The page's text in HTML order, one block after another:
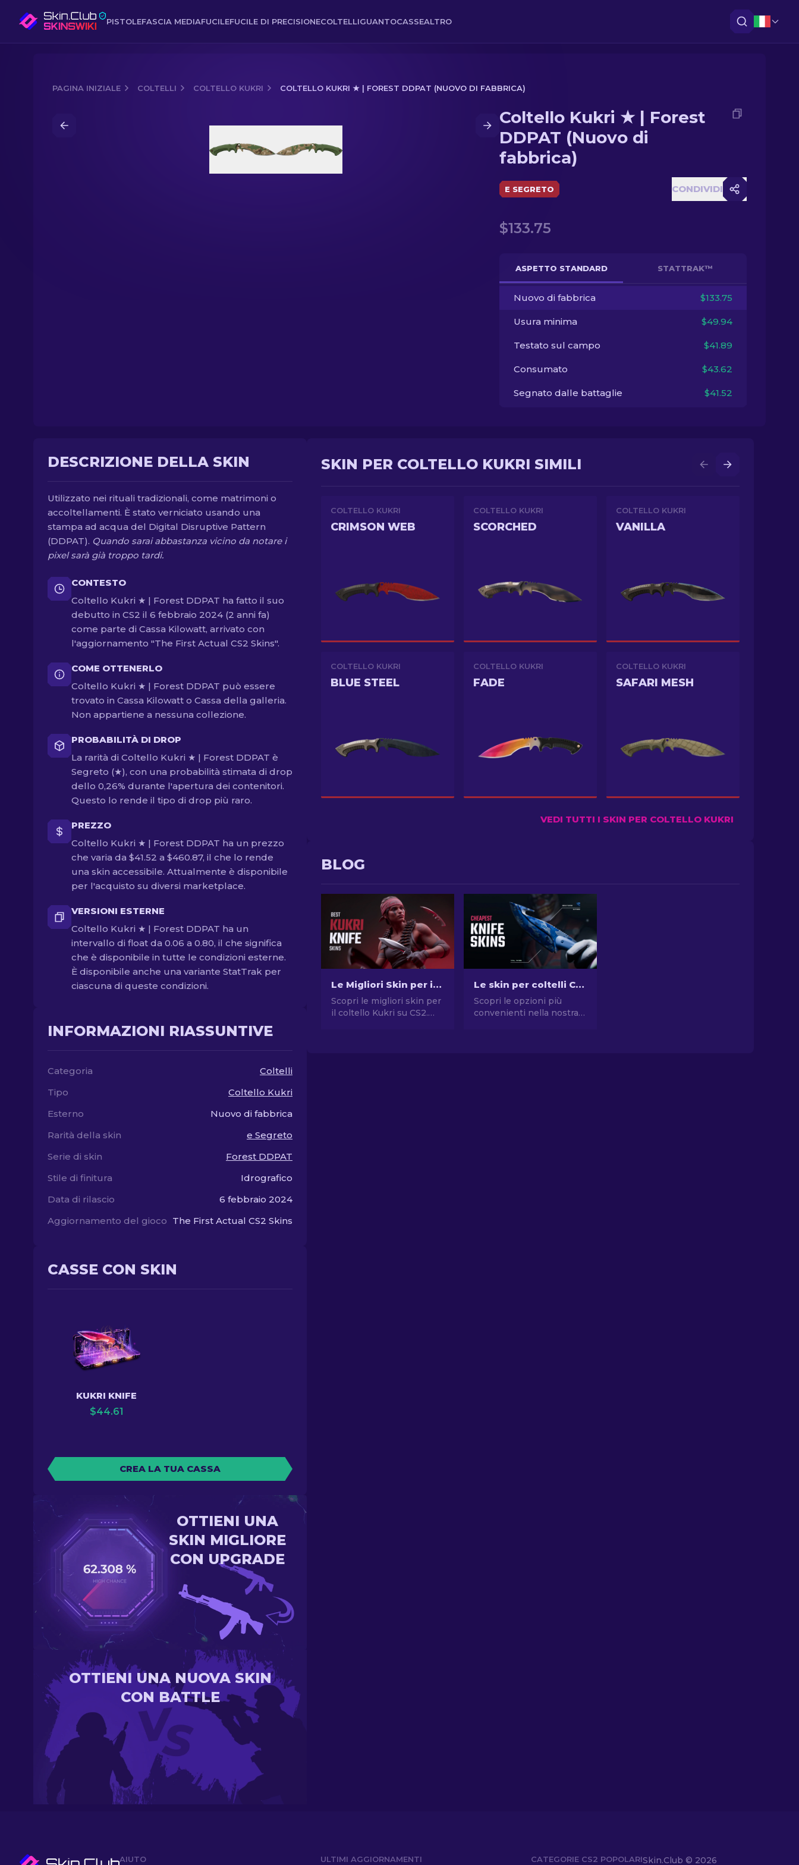
PISTOLEFASCIA MEDIAFUCILEFUCILE DI PRECISIONECOLTELLIGUANTOCASSEALTRO
PAGINA INIZIALE COLTELLI COLTELLO KUKRI COLTELLO KUKRI ★ | FOREST DDPAT (NUOVO DI FABBRICA)
Coltello Kukri ★ | Forest
DDPAT (Nuovo di
fabbrica)
E SEGRETO CONDIVIDI
$133.75
ASPETTO STANDARD STATTRAK™
Nuovo di fabbrica $133.75
Usura minima $49.94
Testato sul campo $41.89
Consumato $43.62
Segnato dalle battaglie $41.52
DESCRIZIONE DELLA SKIN
Utilizzato nei rituali tradizionali, come matrimoni o
accoltellamenti. È stato verniciato usando una
stampa ad acqua del Digital Disruptive Pattern
(DDPAT). Quando sarai abbastanza vicino da notare i
pixel sarà già troppo tardi.
CONTESTO
Coltello Kukri ★ | Forest DDPAT ha fatto il suo
debutto in CS2 il 6 febbraio 2024 (2 anni fa)
come parte di Cassa Kilowatt, arrivato con
l'aggiornamento "The First Actual CS2 Skins".
COME OTTENERLO
Coltello Kukri ★ | Forest DDPAT può essere
trovato in Cassa Kilowatt o Cassa della galleria.
Non appartiene a nessuna collezione.
PROBABILITÀ DI DROP
La rarità di Coltello Kukri ★ | Forest DDPAT è
Segreto (★), con una probabilità stimata di drop
dello 0,26% durante l'apertura dei contenitori.
Questo lo rende il tipo di drop più raro.
PREZZO
Coltello Kukri ★ | Forest DDPAT ha un prezzo
che varia da $41.52 a $460.87, il che lo rende
una skin accessibile. Attualmente è disponibile
per l'acquisto su diversi marketplace.
VERSIONI ESTERNE
Coltello Kukri ★ | Forest DDPAT ha un
intervallo di float da 0.06 a 0.80, il che significa
che è disponibile in tutte le condizioni esterne.
È disponibile anche una variante StatTrak per
ciascuna di queste condizioni.
INFORMAZIONI RIASSUNTIVE
Categoria
Coltelli
Tipo
Coltello Kukri
Esterno
Nuovo di fabbrica
Rarità della skin
e Segreto
Serie di skin
Forest DDPAT
Stile di finitura
Idrografico
Data di rilascio
6 febbraio 2024
Aggiornamento del gioco The First Actual CS2 Skins
CASSE CON SKIN
KUKRI KNIFE
$44.61
CREA LA TUA CASSA
OTTIENI UNA
SKIN MIGLIORE
CON UPGRADE
OTTIENI UNA NUOVA SKIN
CON BATTLE
SKIN PER COLTELLO KUKRI SIMILI
COLTELLO KUKRI
CRIMSON WEB
COLTELLO KUKRI
SCORCHED
COLTELLO KUKRI
VANILLA
COLTELLO KUKRI
BLUE STEEL
COLTELLO KUKRI
FADE
COLTELLO KUKRI
SAFARI MESH
VEDI TUTTI I SKIN PER COLTELLO KUKRI
BLOG
Le Migliori Skin per il Coltello Kukri in CS2 [2026]
Scopri le migliori skin per
il coltello Kukri su CS2.
Le skin per coltelli CS2 più economiche [2026]
Scopri le opzioni più
convenienti nella nostra
AIUTO ULTIMI AGGIORNAMENTI CATEGORIE CS2 POPOLARISkin.Club © 2026